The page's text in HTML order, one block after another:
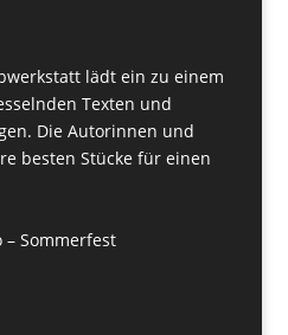
lädt ein zu einem
Texten und
Die Autorinnen und
besten Stücke für einen
Sommerfest